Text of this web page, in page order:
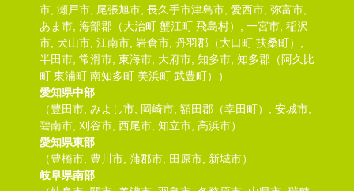
市, 瀬戸市, 尾張旭市, 長久手市津島市, 愛西市, 弥富市,
あま市, 海部郡（大治町 蟹江町 飛島村）, 一宮市, 稲沢
市, 犬山市, 江南市, 岩倉市, 丹羽郡（大口町 扶桑町）,
半田市, 常滑市, 東海市, 大府市, 知多市, 知多郡（阿久比
町 東浦町 南知多町 美浜町 武豊町））
愛知県中部
（豊田市, みよし市, 岡崎市, 額田郡（幸田町）, 安城市,
碧南市, 刈谷市, 西尾市, 知立市, 高浜市）
愛知県東部
（豊橋市, 豊川市, 蒲郡市, 田原市, 新城市）
岐阜県南部